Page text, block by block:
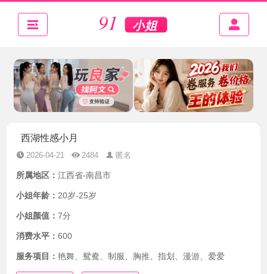
西湖性感小月
2026-04-21 2484 匿名
所属地区： 江西省-南昌市
小姐年龄： 20岁-25岁
小姐颜值： 7分
消费水平： 600
服务项目： 艳舞、鸳鸯、制服、胸推、指划、漫游、爱爱